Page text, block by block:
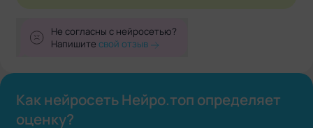
Не согласны с нейросетью?
Напишитесвой отзыв
Как нейросеть Нейро.топ определяет
оценку?